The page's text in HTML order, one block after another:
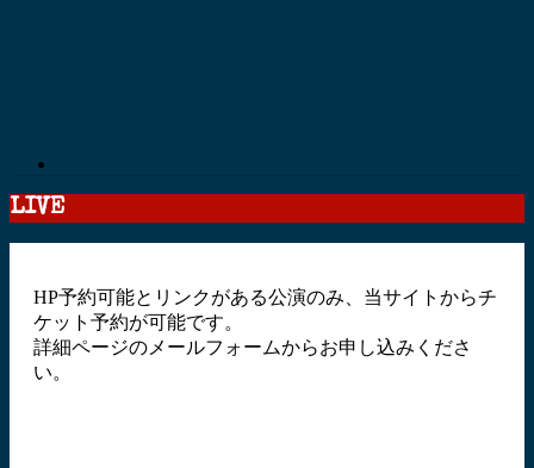
LIVE
HP予約可能とリンクがある公演のみ、当サイトからチ
ケット予約が可能です。
詳細ページのメールフォームからお申し込みくださ
い。